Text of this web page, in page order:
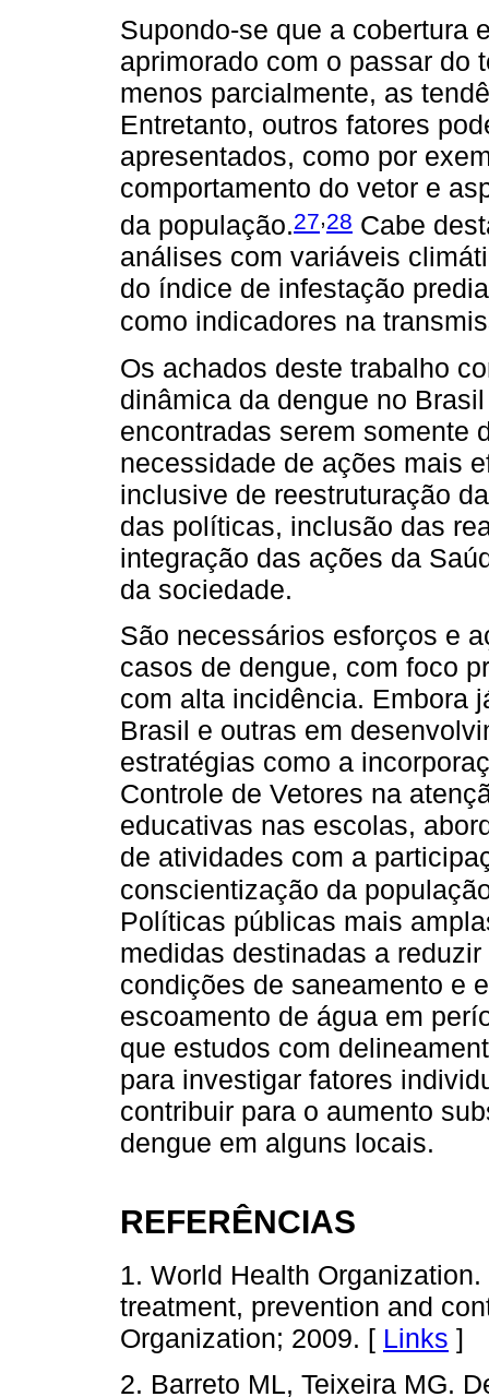
Supondo-se que a cobertura
aprimorado com o passar do
menos parcialmente, as
Entretanto, outros fatores
apresentados, como por
comportamento do vetor e
da população.27,28 Cabe
análises com variáveis
do índice de infestação
como indicadores na
Os achados deste trabalho
dinâmica da dengue no
encontradas serem somente
necessidade de ações mais
inclusive de reestruturação
das políticas, inclusão das
integração das ações da
da sociedade.
São necessários esforços e
casos de dengue, com foco
com alta incidência. Embora
Brasil e outras em
estratégias como a
Controle de Vetores na
educativas nas escolas,
de atividades com a
conscientização da
Políticas públicas mais
medidas destinadas a
condições de saneamento e
escoamento de água em
que estudos com
para investigar fatores
contribuir para o aumento
dengue em alguns locais.
REFERÊNCIAS
1. World Health
treatment, prevention and
Organization; 2009. [ Links ]
2. Barreto ML, Teixeira MG.